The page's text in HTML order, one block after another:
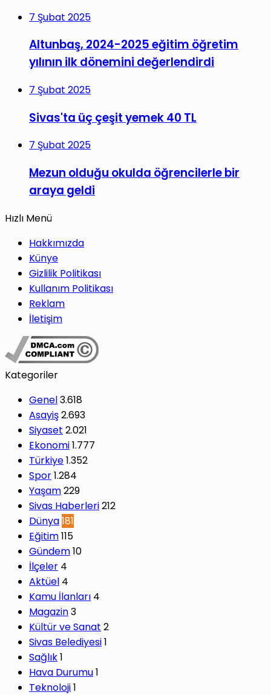
7 Şubat 2025
Altunbaş, 2024-2025 eğitim öğretim
yılının ilk dönemini değerlendirdi
7 Şubat 2025
Sivas'ta üç çeşit yemek 40 TL
7 Şubat 2025
Mezun olduğu okulda öğrencilerle bir
araya geldi
Hızlı Menü
Hakkımızda
Künye
Gizlilik Politikası
Kullanım Politikası
Reklam
İletişim
Kategoriler
Genel3.618
Asayiş2.693
Siyaset 2.021
Ekonomi1.777
Türkiye1.352
Spor1.284
Yaşam229
Sivas Haberleri212
Dünya181
Eğitim115
Gündem10
İlçeler 4
Aktüel 4
Kamu İlanları 4
Magazin3
Kültür ve Sanat 2
Sivas Belediyesi1
Sağlık1
Hava Durumu1
Teknoloji1